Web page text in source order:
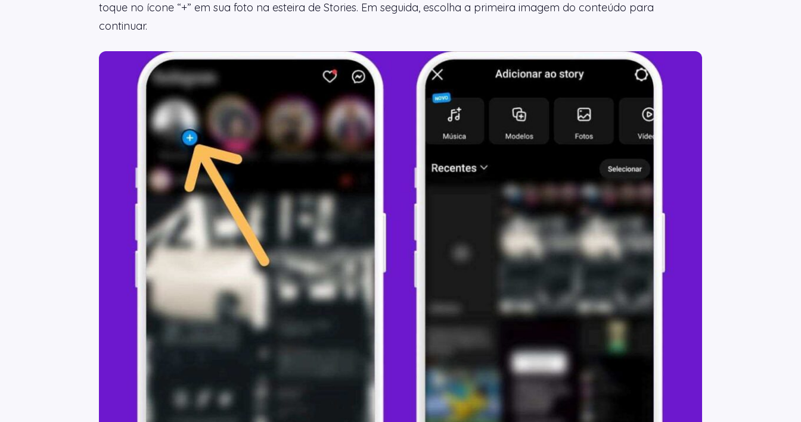
toque no ícone “+” em sua foto na esteira de Stories. Em seguida, escolha a primeira imagem do conteúdo para
continuar.